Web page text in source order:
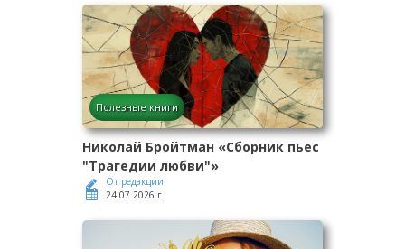
Полезные книги
Николай Бройтман «Сборник пьес
"Трагедии любви"»
От редакции
24.07.2026 г.